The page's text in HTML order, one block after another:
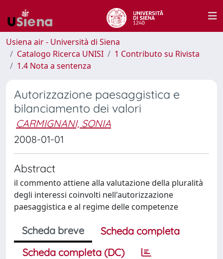
Usiena air - Università di Siena
Catalogo Ricerca UNISI
1 Contributo su Rivista
1.4 Nota a sentenza
Autorizzazione paesaggistica e
bilanciamento dei valori
CARMIGNANI, SONIA
2008-01-01
Abstract
il commento attiene alla valutazione della pluralità
degli interessi coinvolti nell'autorizzazione
paesaggistica e al regime delle competenze
Scheda breve
Scheda completa
Scheda completa (DC)